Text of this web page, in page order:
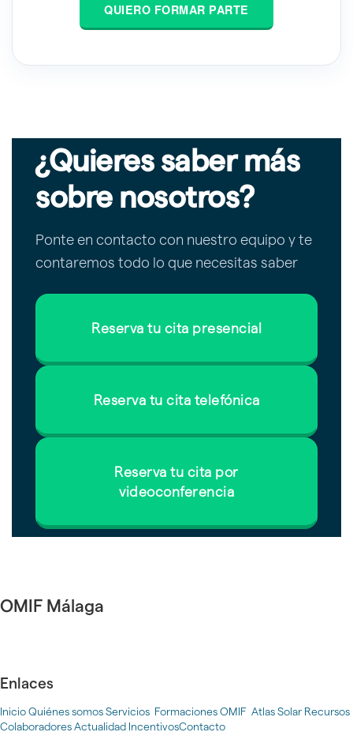
QUIERO FORMAR PARTE
¿Quieres saber más
sobre nosotros?
Ponte en contacto con nuestro equipo y te
contaremos todo lo que necesitas saber
Reserva tu cita presencial
Reserva tu cita telefónica
Reserva tu cita por
videoconferencia
OMIF Málaga
Enlaces
InicioQuiénes somosServicios Formaciones OMIF Atlas Solar Recursos
ColaboradoresActualidad IncentivosContacto